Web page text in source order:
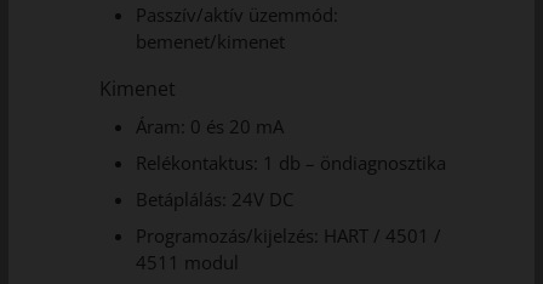
Passzív/aktív üzemmód:
bemenet/kimenet
Kimenet
Áram: 0 és 20 mA
Relékontaktus: 1 db – öndiagnosztika
Betáplálás: 24V DC
Programozás/kijelzés: HART / 4501 /
4511 modul